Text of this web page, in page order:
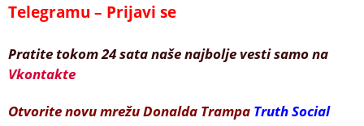
Telegramu – Prijavi se
Pratite tokom 24 sata naše najbolje vesti samo na
Vkontakte
Otvorite novu mrežu Donalda Trampa Truth Social